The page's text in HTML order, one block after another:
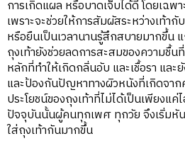
การเกิดแผล หรือบาดเจ็บได้ดี โดยเฉพ
เพราะจะช่วยให้การสัมผัสระหว่างเท้า
หรือยืนเป็นเวลานานรู้สึกสบายมากขึ้น
ถุงเท้ายังช่วยลดการสะสมของความชื้น
หลักที่ทำให้เกิดกลิ่นอับ และเชื้อรา และ
และป้องกันปัญหาทางผิวหนังที่เกิดจาก
ประโยชน์ของถุงเท้าที่ไม่ได้เป็นเพียงแ
ปัจจุบันนั้นผู้คนทุกเพศ ทุกวัย จึงเริ่มหัน
ใส่ถุงเท้ากันมากขึ้น